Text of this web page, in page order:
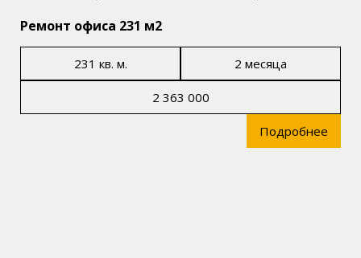
Ремонт офиса 231 м2
231 кв. м. 2 месяца
2 363 000
Подробнее